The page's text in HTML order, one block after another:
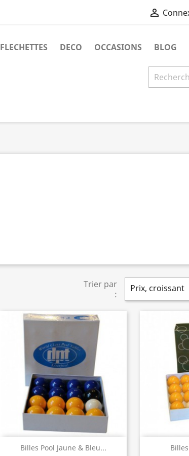

FLECHETTES DECO OCCASIONS BLOG
Trier par
:
Prix, croissant
Billes Pool Jaune & Bleu...
 Aperçu rapide 